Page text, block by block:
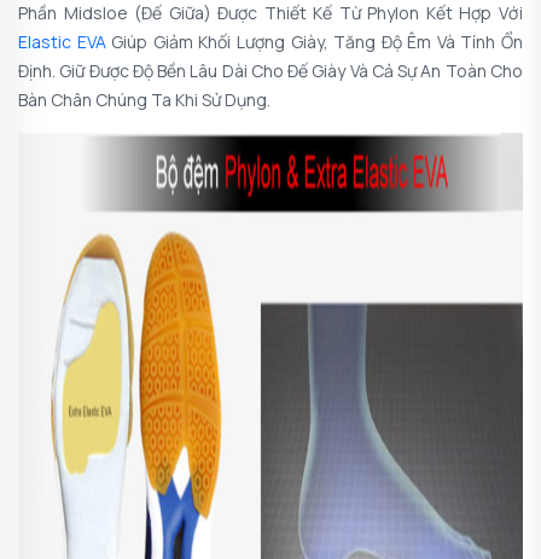
Phần Midsloe (đế Giữa) Được Thiết Kế Từ Phylon Kết Hợp Với
Elastic EVAGiúp Giảm Khối Lượng Giày, Tăng Độ Êm Và Tính Ổn
Định. Giữ Được Độ Bền Lâu Dài Cho Đế Giày Và Cả Sự An Toàn Cho
Bàn Chân Chúng Ta Khi Sử Dụng.